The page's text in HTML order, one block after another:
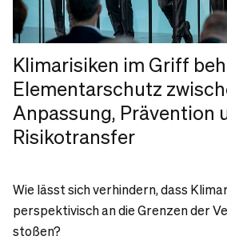
Klimarisiken im Griff
Elementarschutz
Anpassung, Prävention
Risikotransfer
Wie lässt sich verhindern, dass
perspektivisch an die Grenzen der
stoßen?